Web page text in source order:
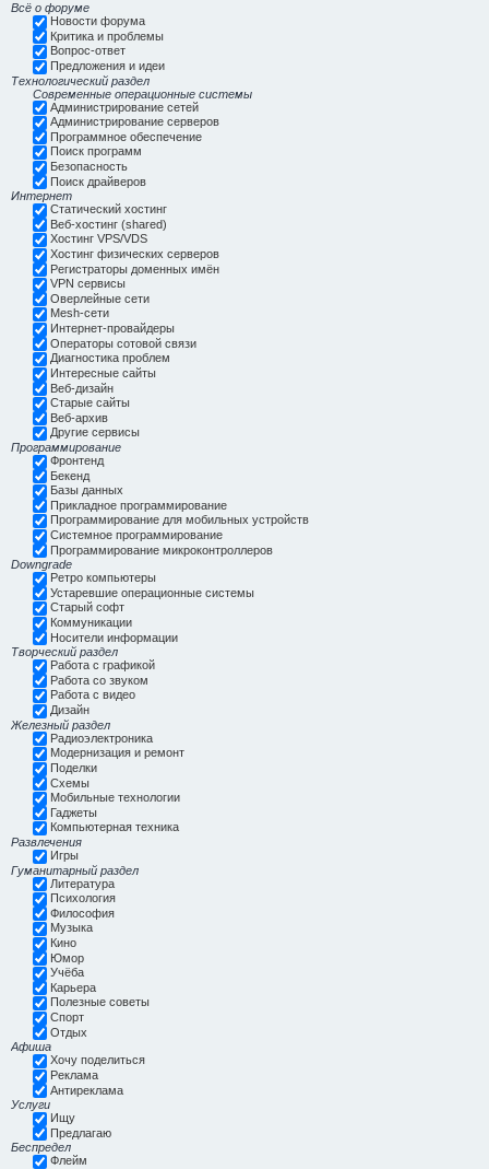
Всё о форуме
Новости форума
Критика и проблемы
Вопрос-ответ
Предложения и идеи
Технологический раздел
Современные операционные системы
Администрирование сетей
Администрирование серверов
Программное обеспечение
Поиск программ
Безопасность
Поиск драйверов
Интернет
Статический хостинг
Веб-хостинг (shared)
Хостинг VPS/VDS
Хостинг физических серверов
Регистраторы доменных имён
VPN сервисы
Оверлейные сети
Mesh-сети
Интернет-провайдеры
Операторы сотовой связи
Диагностика проблем
Интересные сайты
Веб-дизайн
Старые сайты
Веб-архив
Другие сервисы
Программирование
Фронтенд
Бекенд
Базы данных
Прикладное программирование
Программирование для мобильных устройств
Системное программирование
Программирование микроконтроллеров
Downgrade
Ретро компьютеры
Устаревшие операционные системы
Старый софт
Коммуникации
Носители информации
Творческий раздел
Работа с графикой
Работа со звуком
Работа с видео
Дизайн
Железный раздел
Радиоэлектроника
Модернизация и ремонт
Поделки
Схемы
Мобильные технологии
Гаджеты
Компьютерная техника
Развлечения
Игры
Гуманитарный раздел
Литература
Психология
Философия
Музыка
Кино
Юмор
Учёба
Карьера
Полезные советы
Спорт
Отдых
Афиша
Хочу поделиться
Реклама
Антиреклама
Услуги
Ищу
Предлагаю
Беспредел
Флейм